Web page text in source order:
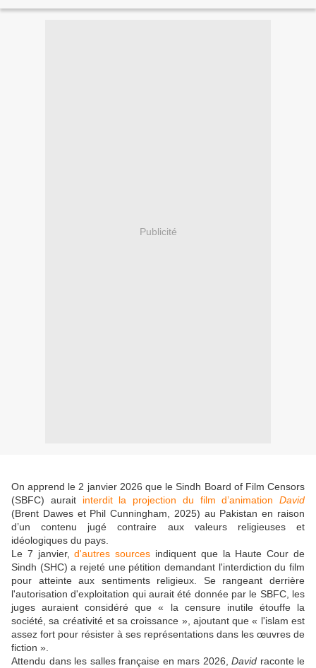
Publicité
On apprend le 2 janvier 2026 que le Sindh Board of Film Censors
(SBFC) aurait interdit la projection du film d’animation David
(Brent Dawes et Phil Cunningham, 2025) au Pakistan en raison
d’un contenu jugé contraire aux valeurs religieuses et
idéologiques du pays.
Le 7 janvier,d'autres sources indiquent que la Haute Cour de
Sindh (SHC) a rejeté une pétition demandant l'interdiction du film
pour atteinte aux sentiments religieux. Se rangeant derrière
l'autorisation d'exploitation qui aurait été donnée par le SBFC, les
juges auraient considéré que « la censure inutile étouffe la
société, sa créativité et sa croissance », ajoutant que « l'islam est
assez fort pour résister à ses représentations dans les œuvres de
fiction ».
Attendu dans les salles française en mars 2026, David raconte le